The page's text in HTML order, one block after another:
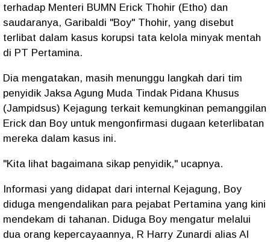
terhadap Menteri BUMN Erick Thohir (Etho) dan
saudaranya, Garibaldi "Boy" Thohir, yang disebut
terlibat dalam kasus korupsi tata kelola minyak mentah
di PT Pertamina.
Dia mengatakan, masih menunggu langkah dari tim
penyidik Jaksa Agung Muda Tindak Pidana Khusus
(Jampidsus) Kejagung terkait kemungkinan pemanggilan
Erick dan Boy untuk mengonfirmasi dugaan keterlibatan
mereka dalam kasus ini.
"Kita lihat bagaimana sikap penyidik," ucapnya.
Informasi yang didapat dari internal Kejagung, Boy
diduga mengendalikan para pejabat Pertamina yang kini
mendekam di tahanan. Diduga Boy mengatur melalui
dua orang kepercayaannya, R Harry Zunardi alias AI